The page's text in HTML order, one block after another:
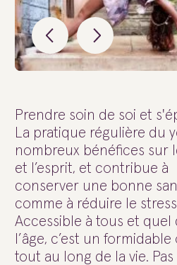
Prendre soin de soi et
La pratique régulière du
nombreux bénéfices sur
et l’esprit, et contribue à
conserver une bonne
comme à réduire le
Accessible à tous et quel
l’âge, c’est un formidable
tout au long de la vie. Pas